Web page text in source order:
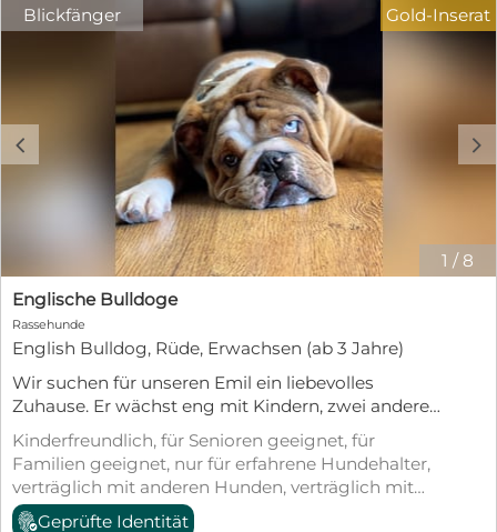
Blickfänger
1 / 8
c d
Gold-Inserat
Englische Bulldoge
Rassehunde
English Bulldog, Rüde, Erwachsen (ab 3 Jahre)
Wir suchen für unseren Emil ein liebevolles
Zuhause. Er wächst eng mit Kindern, zwei anderen
Hunden und einer Katze auf. Er ist fünf Jahre alt,
und kastriert.. Er ist gesellig, , fährt gerne mit in den
Urlaub und ist ein ganz Gemütlicher. Mit der
Epilepsie unserer Tochter kommt er nicht klar. Aus
diesem Grund suchen wir ein sehr liebevolles zu
Kinderfreundlich, für Senioren geeignet, für
Familien geeignet, nur für erfahrene Hundehalter,
verträglich mit anderen Hunden, verträglich mit
Katzen, kastriert/sterilisiert, geimpft (mind.
Geprüfte Identität